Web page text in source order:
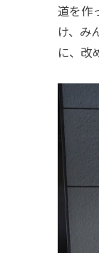
道を作
け、み
に、改